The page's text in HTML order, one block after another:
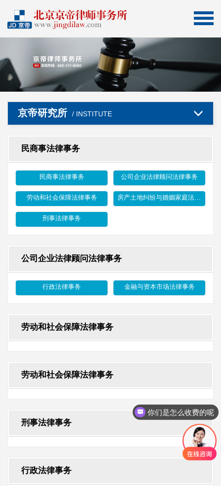
京帝研究所 / INSTITUTE
民商事法律事务
民商事法律事务 公司企业法律顾问法律事务
劳动和社会保障法律事务 房产土地纠纷与婚姻家庭法律事务
刑事法律事务
公司企业法律顾问法律事务
行政法律事务 金融与资本市场法律事务
劳动和社会保障法律事务
劳动和社会保障法律事务
刑事法律事务
行政法律事务
你们是怎么收费的呢